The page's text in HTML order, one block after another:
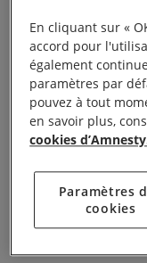
Le groupe
association de
pour le respect
Il participe à la
formations et en
d’Amnesty
International
En cliquant sur «
accord pour
également
paramètres par
pouvez à tout
en savoir plus,
cookies
Paramètres
cookies